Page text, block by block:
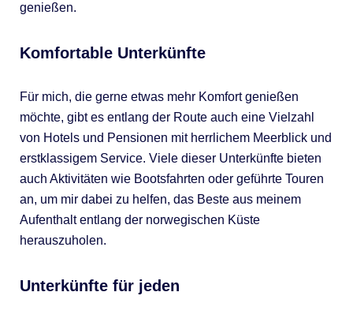
genießen.
Komfortable Unterkünfte
Für mich, die gerne etwas mehr Komfort genießen
möchte, gibt es entlang der Route auch eine Vielzahl
von Hotels und Pensionen mit herrlichem Meerblick und
erstklassigem Service. Viele dieser Unterkünfte bieten
auch Aktivitäten wie Bootsfahrten oder geführte Touren
an, um mir dabei zu helfen, das Beste aus meinem
Aufenthalt entlang der norwegischen Küste
herauszuholen.
Unterkünfte für jeden